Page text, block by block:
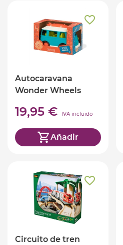
Autocaravana
Wonder Wheels
19,95 € IVA incluido
Añadir
Circuito de tren